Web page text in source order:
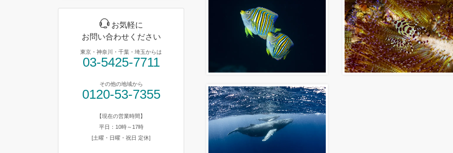
お気軽に
お問い合わせください
東京・神奈川・千葉・埼玉からは
03-5425-7711
その他の地域から
0120-53-7355
【現在の営業時間】
平日：10時～17時
[土曜・日曜・祝日 定休]